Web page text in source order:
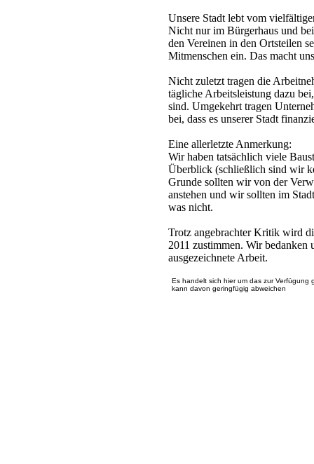
Unsere Stadt lebt vom
Nicht nur im Bürgerhaus und
den Vereinen in den Ortsteilen
Mitmenschen ein. Das macht
Nicht zuletzt tragen die
tägliche Arbeitsleistung dazu
sind. Umgekehrt tragen
bei, dass es unserer Stadt
Eine allerletzte Anmerkung:
Wir haben tatsächlich viele
Überblick (schließlich sind wir
Grunde sollten wir von der
anstehen und wir sollten im
was nicht.
Trotz angebrachter Kritik wird
2011 zustimmen. Wir
ausgezeichnete Arbeit.
Es handelt sich hier um das zur Verfügung
kann davon geringfügig abweichen